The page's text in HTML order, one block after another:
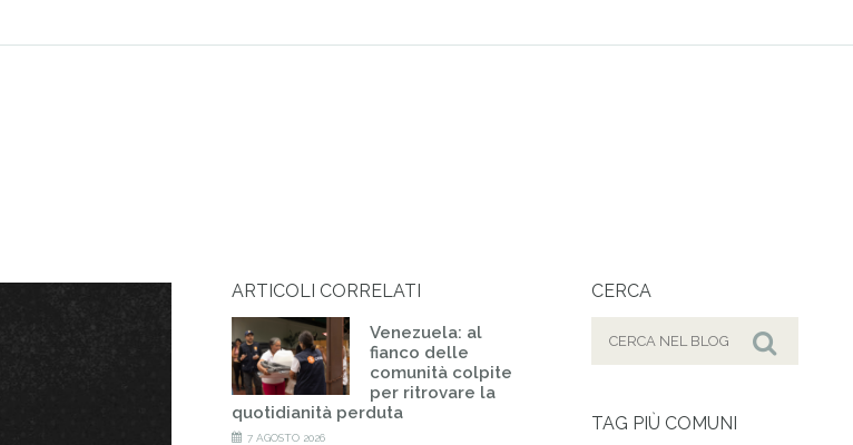
ARTICOLI CORRELATI
Venezuela: al
fianco delle
comunità colpite
per ritrovare la
quotidianità perduta
7 AGOSTO 2026
CERCA
Cerca
TAG PIÙ COMUNI